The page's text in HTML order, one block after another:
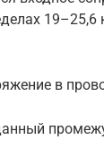
в